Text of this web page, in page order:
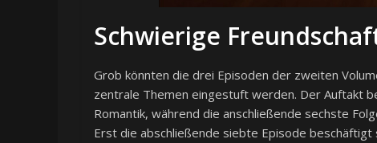
Schwierige
Grob könnten die drei Episoden der zweiten
zentrale Themen eingestuft werden. Der Auftakt
Romantik, während die anschließende sechste
Erst die abschließende siebte Episode